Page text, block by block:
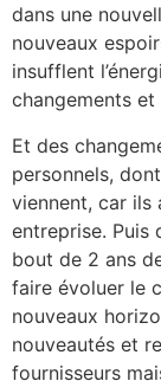
dans une
nouveaux
insufflent
changements
Et des
personnels,
viennent, car ils
entreprise. Puis
bout de 2 ans
faire évoluer le
nouveaux
nouveautés et
fournisseurs